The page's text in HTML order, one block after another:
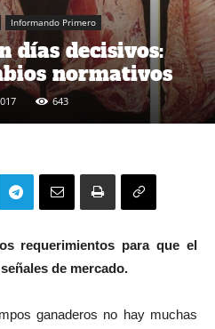
Informando Primero
días decisivos:
normativos
643
requerimientos para que el
de mercado.
ganaderos no hay muchas